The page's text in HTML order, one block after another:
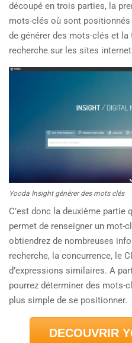
découpé en trois parties, la
mots-clés où sont
de générer des mots-clés et
recherche sur les sites
Yooda Insight générer des mots clés
C’est donc la deuxième partie
permet de renseigner un mot-
obtiendrez de nombreuses
recherche, la concurrence, le
d’expressions similaires. A
pourrez déterminer des mots-
plus simple de se positionner.
DECOUVRIR